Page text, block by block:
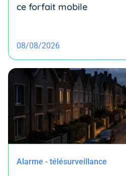
ce forfait mobile
08/08/2026
Alarme - télésurveillance